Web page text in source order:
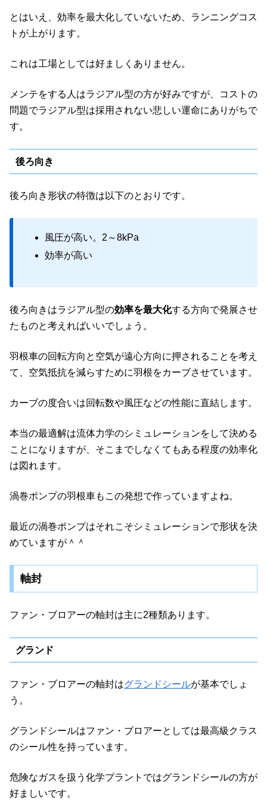
とはいえ、効率を最大化していないため、ランニングコス
トが上がります。
これは工場としては好ましくありません。
メンテをする人はラジアル型の方が好みですが、コストの
問題でラジアル型は採用されない悲しい運命にありがちで
す。
後ろ向き
後ろ向き形状の特徴は以下のとおりです。
風圧が高い。2～8kPa
効率が高い
後ろ向きはラジアル型の効率を最大化する方向で発展させ
たものと考えればいいでしょう。
羽根車の回転方向と空気が遠心方向に押されることを考え
て、空気抵抗を減らすために羽根をカーブさせています。
カーブの度合いは回転数や風圧などの性能に直結します。
本当の最適解は流体力学のシミュレーションをして決める
ことになりますが、そこまでしなくてもある程度の効率化
は図れます。
渦巻ポンプの羽根車もこの発想で作っていますよね。
最近の渦巻ポンプはそれこそシミュレーションで形状を決
めていますが＾＾
軸封
ファン・ブロアーの軸封は主に2種類あります。
グランド
ファン・ブロアーの軸封はグランドシールが基本でしょ
う。
グランドシールはファン・ブロアーとしては最高級クラス
のシール性を持っています。
危険なガスを扱う化学プラントではグランドシールの方が
好ましいです。